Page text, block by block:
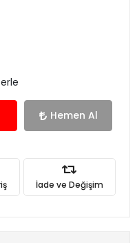
Hemen Al
İade ve Değişim